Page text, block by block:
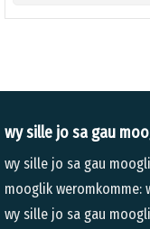
wy sille jo sa gau
wy sille jo sa gau
mooglik weromkomme:
wy sille jo sa gau